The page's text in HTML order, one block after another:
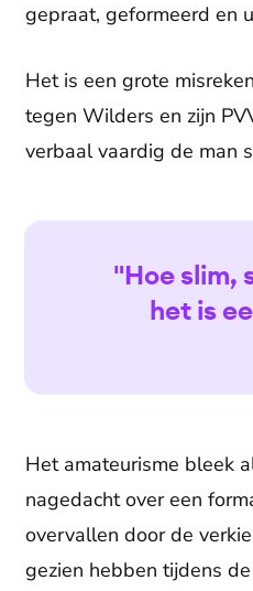
gepraat, geformeerd en
Het is een grote
tegen Wilders en zijn
verbaal vaardig de man
"Hoe slim,
het is
Het amateurisme bleek
nagedacht over een
overvallen door de
gezien hebben tijdens